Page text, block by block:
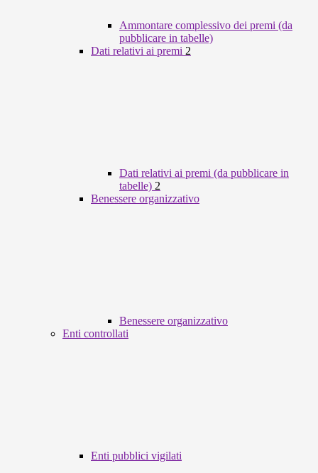
Ammontare complessivo dei premi (da
pubblicare in tabelle)
Dati relativi ai premi 2
Dati relativi ai premi (da pubblicare in
tabelle) 2
Benessere organizzativo
Benessere organizzativo
Enti controllati
Enti pubblici vigilati